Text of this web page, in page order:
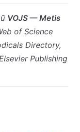
VOJS — Metis
of Science
Directory,
Publishing